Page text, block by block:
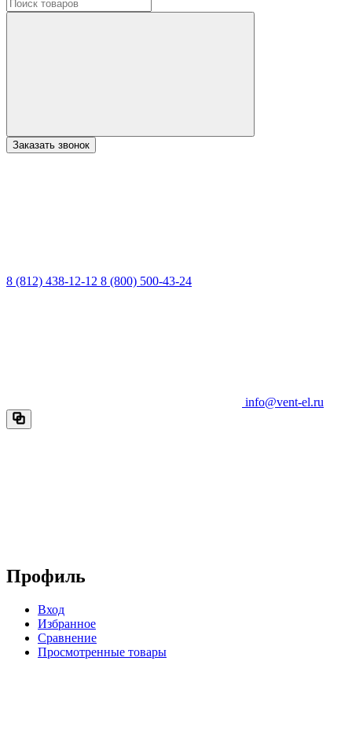
Заказать звонок
8 (812) 438-12-12 8 (800) 500-43-24
info@vent-el.ru
Профиль
Вход
Избранное
Сравнение
Просмотренные товары